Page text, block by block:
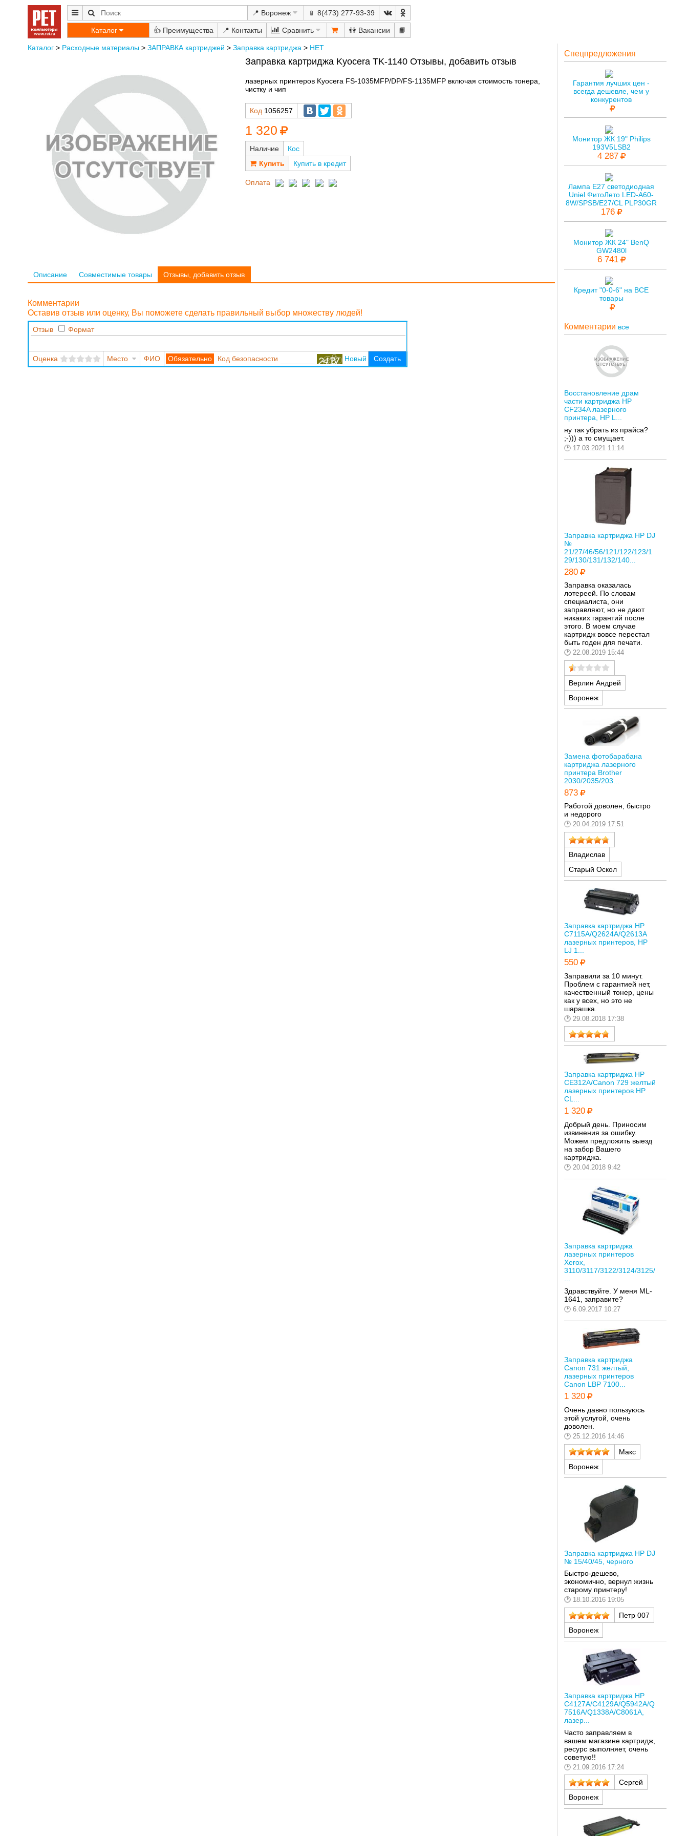
📍 Воронеж 📱 8(473) 277-93-39
Каталог 👍 📍 Сравнить 👫 📙
Каталог> Расходные материалы> ЗАПРАВКА картриджей > Заправка картриджа > НЕТ
Заправка картриджа Kyocera TK-1140 Отзывы, добавить отзыв
лазерных принтеров Kyocera FS-1035MFP/DP/FS-1135MFP включая стоимость тонера,
чистку и чип
Код 1056257
1 320
Наличие
Кос
Купить в кредит
Оплата
Описание Совместимые товары Отзывы, добавить отзыв
Комментарии
Оставив отзыв или оценку, Вы поможете сделать правильный выбор множеству людей!
Отзыв Формат
Оценка Место ФИО Код безопасности Новый Создать
Спецпредложения
Гарантия лучших цен -
всегда дешевле, чем у
конкурентов
Монитор ЖК 19" Philips
193V5LSB2
4 287
Лампа E27 светодиодная
Uniel ФитоЛето LED-A60-
8W/SPSB/E27/CL PLP30GR
176
Монитор ЖК 24" BenQ
GW2480l
6 741
Кредит "0-0-6" на ВСЕ
товары
Комментарии все
Восстановление драм
части картриджа HP
CF234A лазерного
принтера, HP L...
ну так убрать из прайса?
;-))) а то смущает.
17.03.2021 11:14
Заправка картриджа HP DJ
№
21/27/46/56/121/122/123/1
29/130/131/132/140...
280
Заправка оказалась
лотереей. По словам
специалиста, они
заправляют, но не дают
никаких гарантий после
этого. В моем случае
картридж вовсе перестал
быть годен для печати.
22.08.2019 15:44
Верлин Андрей
Воронеж
Замена фотобарабана
картриджа лазерного
принтера Brother
2030/2035/203...
873
Работой доволен, быстро
и недорого
20.04.2019 17:51
Владислав
Старый Оскол
Заправка картриджа HP
C7115A/Q2624A/Q2613A
лазерных принтеров, HP
LJ 1...
550
Заправили за 10 минут.
Проблем с гарантией нет,
качественный тонер, цены
как у всех, но это не
шарашка.
29.08.2018 17:38
Заправка картриджа HP
CE312A/Canon 729 желтый
лазерных принтеров HP
CL...
1 320
Добрый день. Приносим
извинения за ошибку.
Можем предложить выезд
на забор Вашего
картриджа.
20.04.2018 9:42
Заправка картриджа
лазерных принтеров
Xerox,
3110/3117/3122/3124/3125/
Здравствуйте. У меня ML-
1641, заправите?
6.09.2017 10:27
Заправка картриджа
Canon 731 желтый,
лазерных принтеров
Canon LBP 7100...
1 320
Очень давно пользуюсь
этой услугой, очень
доволен.
25.12.2016 14:46
Макс
Воронеж
Заправка картриджа HP DJ
№ 15/40/45, черного
Быстро-дешево,
экономично, вернул жизнь
старому принтеру!
18.10.2016 19:05
Петр 007
Воронеж
Заправка картриджа HP
C4127A/C4129A/Q5942A/Q
7516A/Q1338A/C8061A,
лазер...
Часто заправляем в
вашем магазине картридж,
ресурс выполняет, очень
советую!!
21.09.2016 17:24
Сергей
Воронеж